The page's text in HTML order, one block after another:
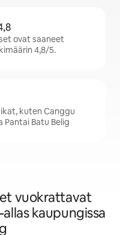
ovat saaneet
4,8/5.
kuten Canggu
Pantai Batu Belig
vuokrattavat
kaupungissa